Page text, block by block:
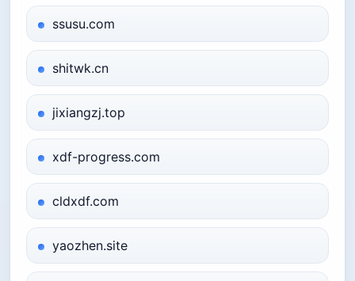
ssusu.com
shitwk.cn
jixiangzj.top
xdf-progress.com
cldxdf.com
yaozhen.site